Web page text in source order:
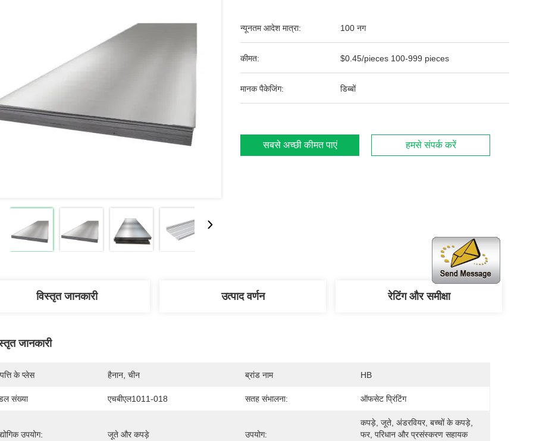
न्यूनतम आदेश मात्रा: 100 नग
कीमत: $0.45/pieces 100-999 pieces
मानक पैकेजिंग: डिब्बों
सबसे अच्छी कीमत पाएं हमसे संपर्क करें
विस्तृत जानकारी उत्पाद वर्णन रेटिंग और समीक्षा
जानकारी
के प्लेस हैनान, चीन ब्रांड नाम HB
संख्या एचबीएल1011-018 सतह संभालना: ऑफसेट प्रिंटिंग
उपयोग: जूते और कपड़े उपयोग:
कपड़े, जूते, अंडरवियर, बच्चों के कपड़े,
फर, परिधान और प्रसंस्करण सहायक